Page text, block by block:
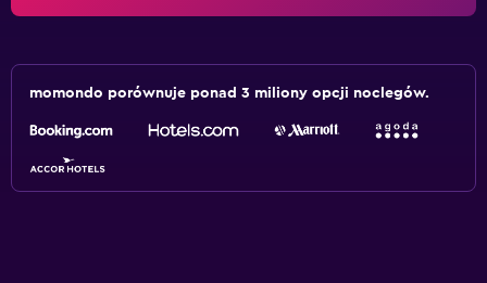
momondo porównuje ponad 3 miliony opcji noclegów.